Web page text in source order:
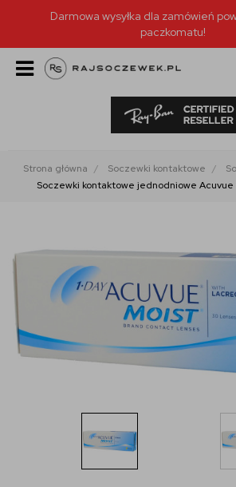
Darmowa wysyłka dla zamówień
paczkomatu!
Strona główna Soczewki kontaktowe
Soczewki kontaktowe jednodniowe Acuvue